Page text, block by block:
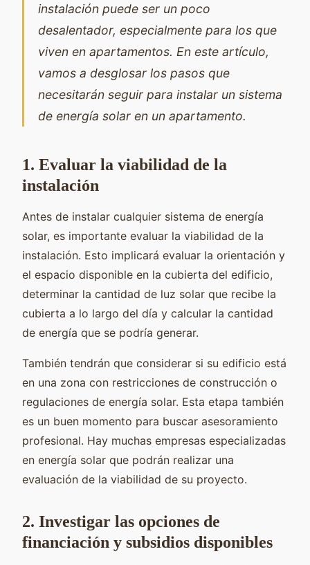
instalación puede ser un poco
desalentador, especialmente para los que
viven en apartamentos. En este artículo,
vamos a desglosar los pasos que
necesitarán seguir para instalar un sistema
de energía solar en un apartamento.
1. Evaluar la viabilidad de la
instalación
Antes de instalar cualquier sistema de energía
solar, es importante evaluar la viabilidad de la
instalación. Esto implicará evaluar la orientación y
el espacio disponible en la cubierta del edificio,
determinar la cantidad de luz solar que recibe la
cubierta a lo largo del día y calcular la cantidad
de energía que se podría generar.
También tendrán que considerar si su edificio está
en una zona con restricciones de construcción o
regulaciones de energía solar. Esta etapa también
es un buen momento para buscar asesoramiento
profesional. Hay muchas empresas especializadas
en energía solar que podrán realizar una
evaluación de la viabilidad de su proyecto.
2. Investigar las opciones de
financiación y subsidios disponibles